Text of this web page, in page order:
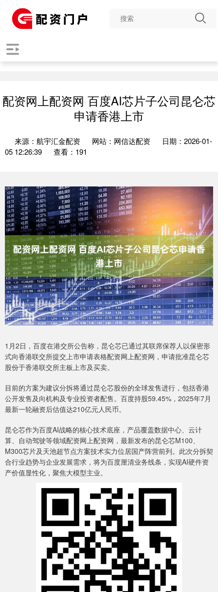
配资网上配资网 百度AI芯片子公司昆仑芯
申请香港上市
来源：航宇汇金配资 网站：网信达配资
日期：2026-01-
05 12:26:39
查看：191
1月2日，百度在港交所公告称，昆仑芯已通过其联席保荐人以保密形
式向香港联交所提交上市申请表格配资网上配资网，申请批准昆仑芯
股份于香港联交所主板上市及买卖。
目前的方案为建议分拆将通过昆仑芯股份的全球发售进行，包括香港
公开发售及向机构及专业投资者配售。百度持股59.45%，2025年7月
最新一轮融资后估值达210亿元人民币。
昆仑芯作为百度AI战略的核心技术底座，产品覆盖数据中心、云计
算、自动驾驶等领域配资网上配资网，最新发布的昆仑芯M100、
M300芯片及天池超节点方案技术实力位居国产阵营前列。此次分拆契
合行业趋势与企业发展需求，将为百度厘清业务线条，实现AI硬件资
产价值显性化，聚焦大模型主业。